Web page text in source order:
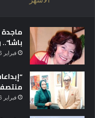
ح
ج
م
ماجدة
فبراير 6, 2025
فبراير 6, 2025